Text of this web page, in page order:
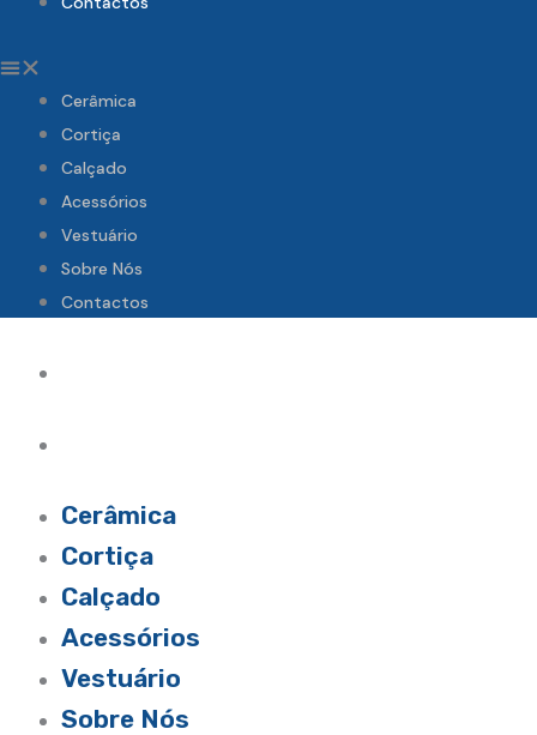
Cerâmica
Cortiça
Calçado
Acessórios
Vestuário
Sobre Nós
Contactos
Cerâmica
Cortiça
Calçado
Acessórios
Vestuário
Sobre Nós